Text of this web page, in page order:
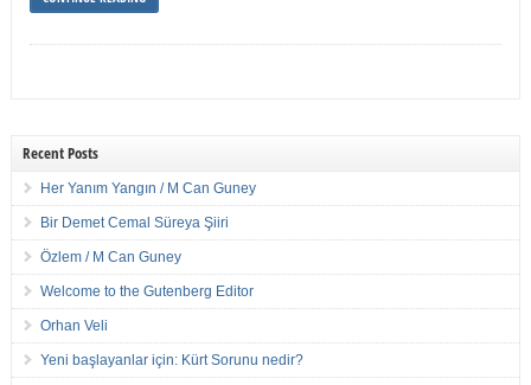
Recent Posts
Her Yanım Yangın / M Can Guney
Bir Demet Cemal Süreya Şiiri
Özlem / M Can Guney
Welcome to the Gutenberg Editor
Orhan Veli
Yeni başlayanlar için: Kürt Sorunu nedir?